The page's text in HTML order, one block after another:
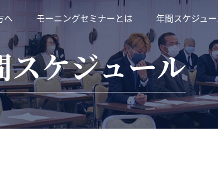
へ モーニングセミナーとは 年間スケジュ
スケジュール